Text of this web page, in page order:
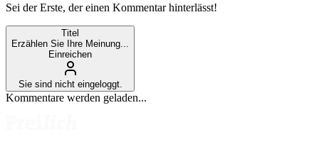
Sei der Erste, der einen Kommentar hinterlässt!
Titel
Erzählen Sie Ihre Meinung...
Einreichen
Sie sind nicht eingeloggt.
Kommentare werden geladen...